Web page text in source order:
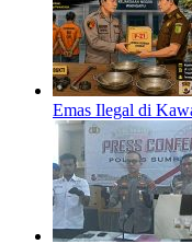
Emas Ilegal di